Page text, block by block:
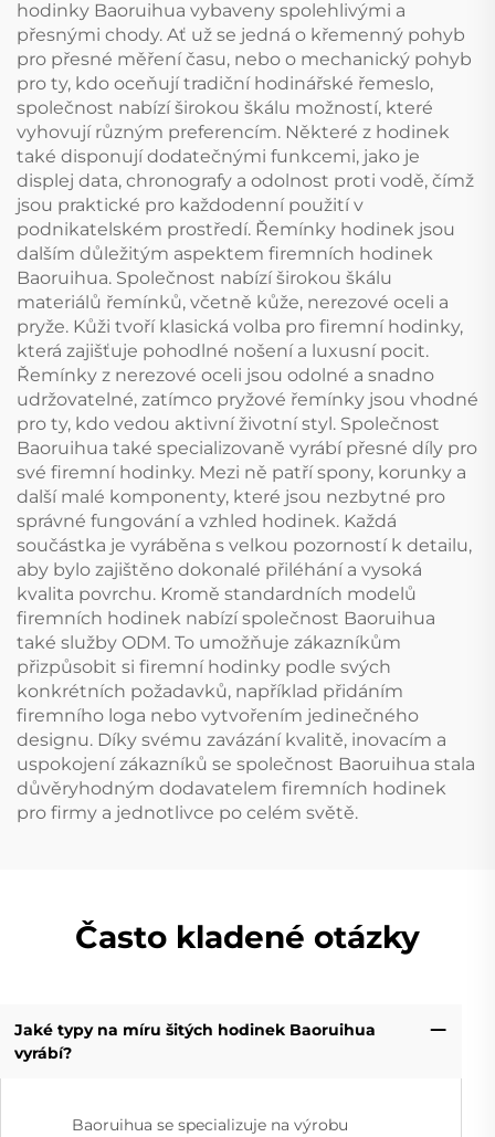
hodinky Baoruihua vybaveny spolehlivými a
přesnými chody. Ať už se jedná o křemenný pohyb
pro přesné měření času, nebo o mechanický pohyb
pro ty, kdo oceňují tradiční hodinářské řemeslo,
společnost nabízí širokou škálu možností, které
vyhovují různým preferencím. Některé z hodinek
také disponují dodatečnými funkcemi, jako je
displej data, chronografy a odolnost proti vodě, čímž
jsou praktické pro každodenní použití v
podnikatelském prostředí. Řemínky hodinek jsou
dalším důležitým aspektem firemních hodinek
Baoruihua. Společnost nabízí širokou škálu
materiálů řemínků, včetně kůže, nerezové oceli a
pryže. Kůži tvoří klasická volba pro firemní hodinky,
která zajišťuje pohodlné nošení a luxusní pocit.
Řemínky z nerezové oceli jsou odolné a snadno
udržovatelné, zatímco pryžové řemínky jsou vhodné
pro ty, kdo vedou aktivní životní styl. Společnost
Baoruihua také specializovaně vyrábí přesné díly pro
své firemní hodinky. Mezi ně patří spony, korunky a
další malé komponenty, které jsou nezbytné pro
správné fungování a vzhled hodinek. Každá
součástka je vyráběna s velkou pozorností k detailu,
aby bylo zajištěno dokonalé přiléhání a vysoká
kvalita povrchu. Kromě standardních modelů
firemních hodinek nabízí společnost Baoruihua
také služby ODM. To umožňuje zákazníkům
přizpůsobit si firemní hodinky podle svých
konkrétních požadavků, například přidáním
firemního loga nebo vytvořením jedinečného
designu. Díky svému zavázání kvalitě, inovacím a
uspokojení zákazníků se společnost Baoruihua stala
důvěryhodným dodavatelem firemních hodinek
pro firmy a jednotlivce po celém světě.
Často kladené otázky
Jaké typy na míru šitých hodinek Baoruihua
vyrábí?
Baoruihua se specializuje na výrobu